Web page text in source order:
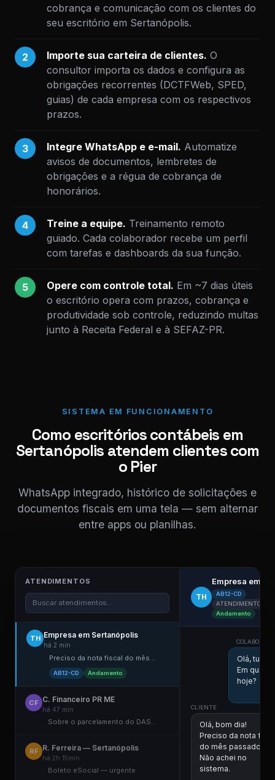
cobrança e comunicação com os clientes do
seu escritório em Sertanópolis.
2 Importe sua carteira de clientes. O
consultor importa os dados e configura as
obrigações recorrentes (DCTFWeb, SPED,
guias) de cada empresa com os respectivos
prazos.
3 Integre WhatsApp e e-mail. Automatize
avisos de documentos, lembretes de
obrigações e a régua de cobrança de
honorários.
4 Treine a equipe. Treinamento remoto
guiado. Cada colaborador recebe um perfil
com tarefas e dashboards da sua função.
5 Opere com controle total. Em ~7 dias úteis
o escritório opera com prazos, cobrança e
produtividade sob controle, reduzindo multas
junto à Receita Federal e à SEFAZ-PR.
SISTEMA EM FUNCIONAMENTO
Como escritórios contábeis em
Sertanópolis atendem clientes com
o Pier
WhatsApp integrado, histórico de solicitações e
documentos fiscais em uma tela — sem alternar
entre apps ou planilhas.
ATENDIMENTOS
Buscar atendimentos...
TH Empresa em Sertanópolis
há 2 min
Preciso da nota fiscal do mês...
AB12-CD Andamento
CF C. Financeiro PR ME
há 47 min
Sobre o parcelamento do DAS...
RF R. Ferreira — Sertanópolis
há 2h 15min
Boleto eSocial — urgente
TH
Empresa em
AB12-CD
ATENDIMENTO
Andamento
Olá, tudo
Em que
hoje?
CLIENTE
Olá, bom dia!
Preciso da nota
do mês passado.
Não achei no
sistema.